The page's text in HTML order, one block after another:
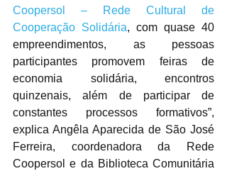
Coopersol – Rede Cultural de
Cooperação Solidária, com quase 40
empreendimentos, as pessoas
participantes promovem feiras de
economia solidária, encontros
quinzenais, além de participar de
constantes processos formativos”,
explica Angêla Aparecida de São José
Ferreira, coordenadora da Rede
Coopersol e da Biblioteca Comunitária